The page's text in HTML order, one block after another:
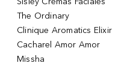
The Ordinary
Clinique Aromatics Elixir
Cacharel Amor Amor
Missha